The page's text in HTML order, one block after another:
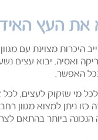
את העץ
היכרות מצוינת עם
ואסיה. יבוא עצים
האפשר.
מי שזקוק לעצים, לכל
ניתן למצוא מגוון
הנכונה ביותר בהתאם